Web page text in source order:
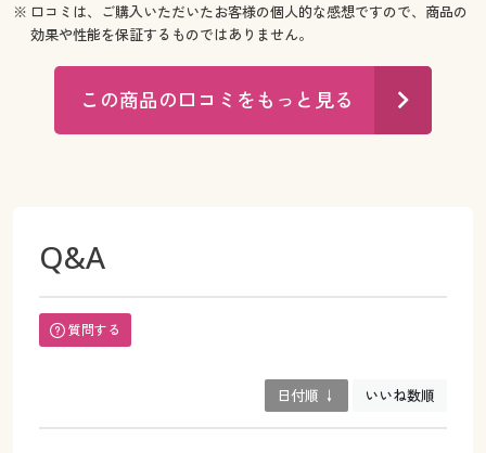
※ 口コミは、ご購入いただいたお客様の個人的な感想ですので、商品の
効果や性能を保証するものではありません。
この商品の口コミをもっと見る
Q&A
質問する
日付順 ↓ いいね数順